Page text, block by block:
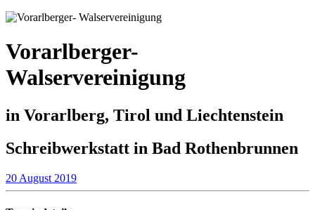
Vorarlberger-
Walservereinigung
in Vorarlberg, Tirol und Liechtenstein
Schreibwerkstatt in Bad Rothenbrunnen
20 August 2019